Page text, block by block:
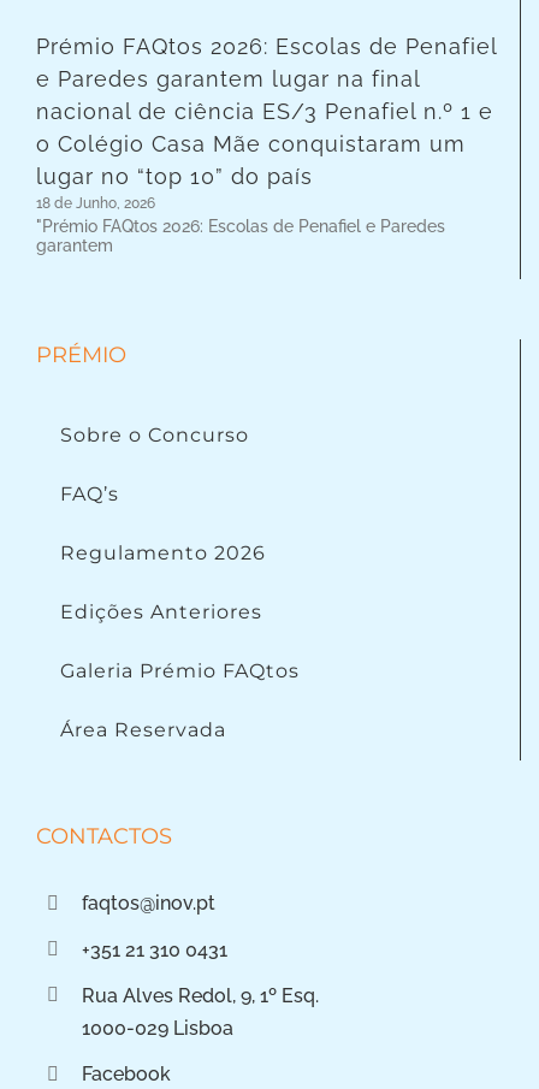
Prémio FAQtos 2026: Escolas de Penafiel
e Paredes garantem lugar na final
nacional de ciência ES/3 Penafiel n.º 1 e
o Colégio Casa Mãe conquistaram um
lugar no “top 10” do país
18 de Junho, 2026
"Prémio FAQtos 2026: Escolas de Penafiel e Paredes
garantem
PRÉMIO
Sobre o Concurso
FAQ’s
Regulamento 2026
Edições Anteriores
Galeria Prémio FAQtos
Área Reservada
CONTACTOS
faqtos@inov.pt
+351 21 310 0431
Rua Alves Redol, 9, 1º Esq.
1000-029 Lisboa
Facebook